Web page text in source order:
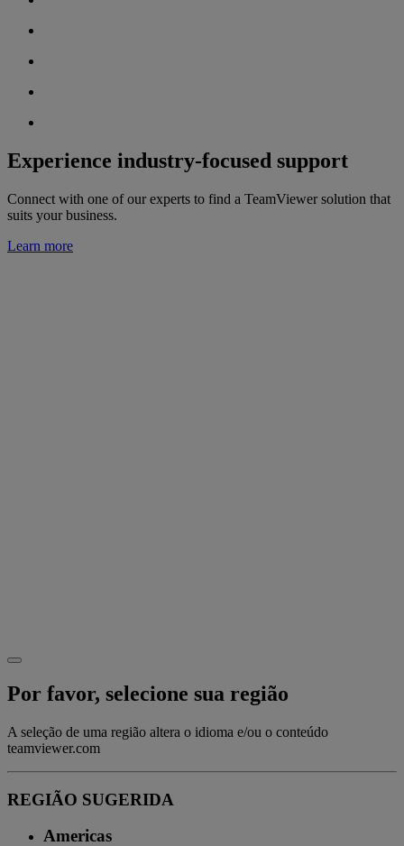
Experience industry-focused support
Connect with one of our experts to find a TeamViewer solution that
suits your business.
Learn more
Por favor, selecione sua região
A seleção de uma região altera o idioma e/ou o conteúdo
teamviewer.com
REGIÃO SUGERIDA
Americas